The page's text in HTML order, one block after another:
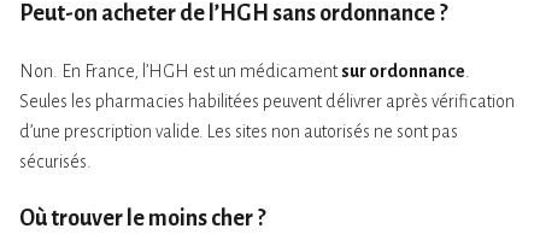
Peut-on acheter de l’HGH sans ordonnance ?
Non. En France, l’HGH est un médicamentsur ordonnance.
Seules les pharmacies habilitées peuvent délivrer après vérification
d’une prescription valide. Les sites non autorisés ne sont pas
sécurisés.
Où trouver le moins cher ?